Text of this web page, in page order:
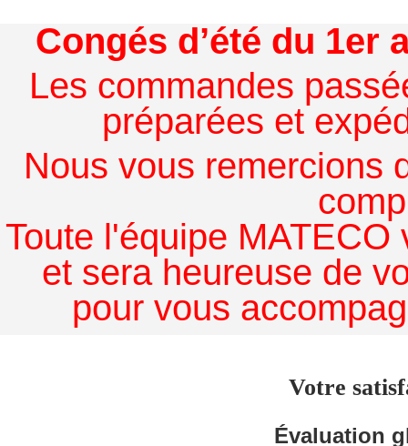
Congés d’été du 1er
Les commandes
préparées et
Nous vous remercions
Toute l'équipe
et sera heureuse de
pour vous
Votre
Évaluation